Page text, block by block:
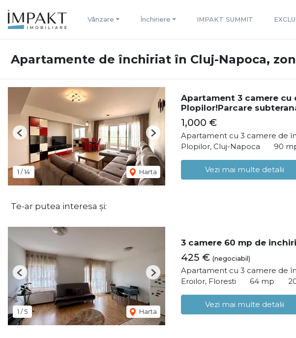
Vânzare Închiriere IMPAKT SUMMIT
Apartamente de închiriat în Cluj-Napoca,
1 /14 Harta
Previous Next
Apartament 3 camere cu
Plopilor!Parcare
1,000 €
Apartament cu 3 camere de
Plopilor, Cluj-Napoca
90
Vezi mai multe detalii
Te-ar putea interesa și:
1 /5 Harta
Previous Next
3 camere 60 mp de
425 € (negociabil)
Apartament cu 3 camere de
Eroilor, Floresti
64 mp
Vezi mai multe detalii